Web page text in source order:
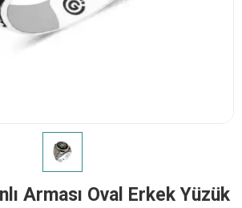
Arması Oval Erkek Yüzük